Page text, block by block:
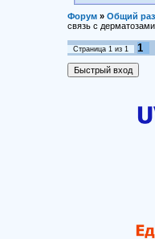
Форум » Общий
связь с
Страница 1из 1 1